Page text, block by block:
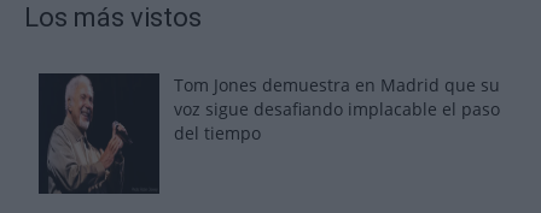
Los más vistos
Tom Jones demuestra en Madrid que su
voz sigue desafiando implacable el paso
del tiempo